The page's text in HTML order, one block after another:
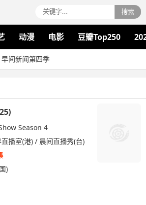
搜索
动漫 电影 豆瓣Top250
早间新闻第四季
Season 4
播室(港) / 晨间直播秀(台)
)